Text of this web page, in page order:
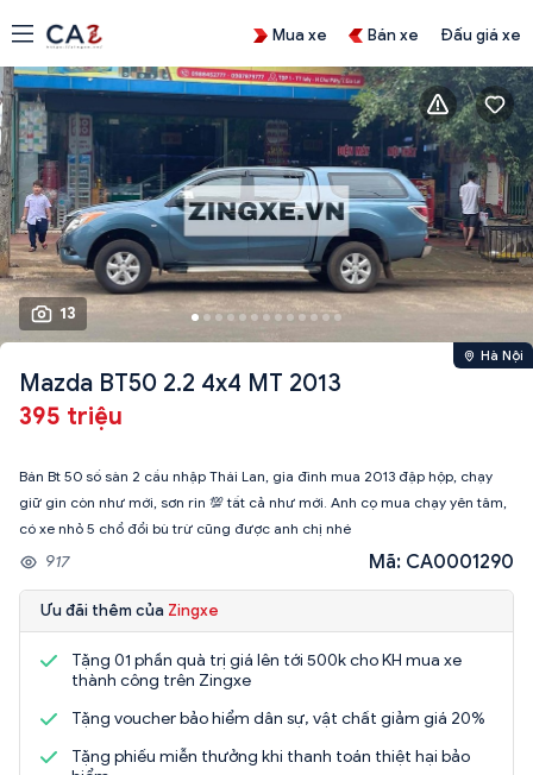
Mua xe Bán xe Đấu giá xe
13
Hà Nội
Mazda BT50 2.2 4x4 MT 2013
395 triệu
Bán Bt 50 số sàn 2 cầu nhập Thái Lan, gia đình mua 2013 đập hộp, chạy
giữ gìn còn như mới, sơn rin 💯 tất cả như mới. Anh cọ mua chạy yên tâm,
có xe nhỏ 5 chổ đổi bù trừ cũng được anh chị nhé
917 Mã: CA0001290
Ưu đãi thêm của Zingxe
Tặng 01 phần quà trị giá lên tới 500k cho KH mua xe
thành công trên Zingxe
Tặng voucher bảo hiểm dân sự, vật chất giảm giá 20%
Tặng phiếu miễn thưởng khi thanh toán thiệt hại bảo